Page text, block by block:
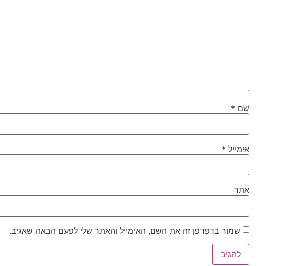
שם *
אימייל *
אתר
שמור בדפדפן זה את השם, האימייל והאתר שלי לפעם הבאה שאגיב.